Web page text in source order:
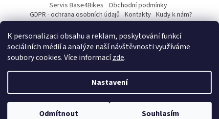
K personalizaci obsahu a reklam, poskytování funkcí
sociálních médií a analýze naší návštěvnosti využíváme
soubory cookies. Více informacízde.
Nastavení
Odmítnout Souhlasím
Servis Base4Bikes Obchodní podmínky
GDPR - ochrana osobních údajů Kontakty Kudy k nám?
Vytvořil Shoptet
Martin Kostelka – prodbykosta
Copyright 2026Base4Bikes. Všechna práva vyhrazena.Upravit